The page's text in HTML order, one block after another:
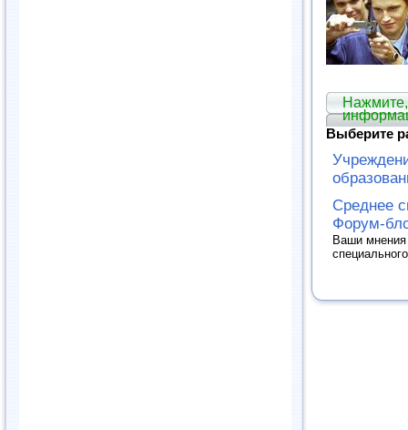
Выберите
Среднее
Форум-
Ваши